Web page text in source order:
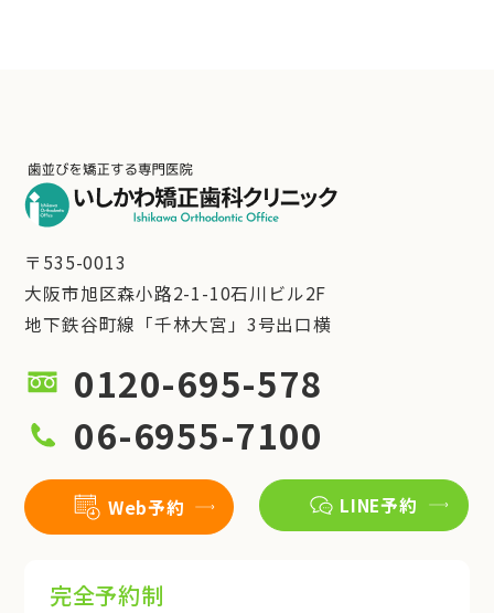
〒535-0013
大阪市旭区森小路2-1-10石川ビル2F
地下鉄谷町線「千林大宮」3号出口横
0120-695-578
06-6955-7100
Web予約 LINE予約
完全予約制